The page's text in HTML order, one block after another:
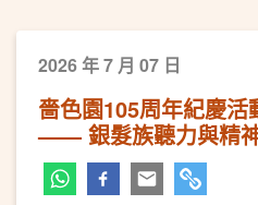
2026 年 7 月 07 日
嗇色園105周年紀慶活
—— 銀髮族聽力與精